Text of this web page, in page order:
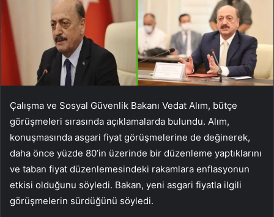
Çalışma ve Sosyal Güvenlik Bakanı Vedat Alım, bütçe
görüşmeleri sırasında açıklamalarda bulundu. Alım,
konuşmasında asgari fiyat görüşmelerine de değinerek,
daha önce yüzde 80’in üzerinde bir düzenleme yaptıklarını
ve taban fiyat düzenlemesindeki rakamlara enflasyonun
etkisi olduğunu söyledi. Bakan, yeni asgari fiyatla ilgili
görüşmelerin sürdüğünü söyledi.